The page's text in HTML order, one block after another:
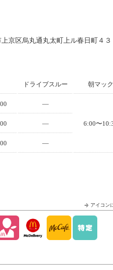
京区烏丸通丸太町上ル春日町４３
ドライブスルー 朝マック
—
6:00〜
—
—
アイコン